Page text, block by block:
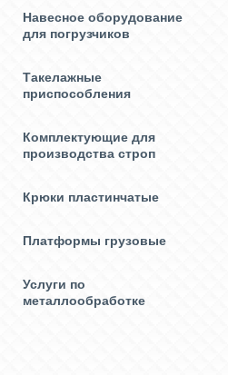
Навесное оборудование
для погрузчиков
Такелажные
приспособления
Комплектующие для
производства строп
Крюки пластинчатые
Платформы грузовые
Услуги по
металлообработке